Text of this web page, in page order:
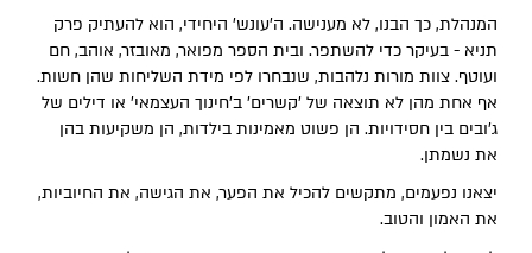
המנהלת, כך הבנו, לא מענישה. ה'עונש' היחידי, הוא להעתיק פרק
תניא - בעיקר כדי להשתפר. ובית הספר מפואר, מאובזר, אוהב, חם
ועוטף. צוות מורות נלהבות, שנבחרו לפי מידת השליחות שהן חשות.
אף אחת מהן לא תוצאה של 'קשרים' ב'חינוך העצמאי' או דילים של
ג'ובים בין חסידויות. הן פשוט מאמינות בילדות, הן משקיעות בהן
את נשמתן.
יצאנו נפעמים, מתקשים להכיל את הפער, את הגישה, את החיוביות,
את האמון והטוב.